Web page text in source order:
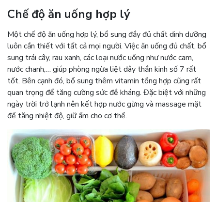
Chế độ ăn uống hợp lý
Một chế độ ăn uống hợp lý, bổ sung đầy đủ chất dinh dưỡng
luôn cần thiết với tất cả mọi người. Việc ăn uống đủ chất, bổ
sung trái cây, rau xanh, các loại nước uống như nước cam,
nước chanh,… giúp phòng ngừa liệt dây thần kinh số 7 rất
tốt. Bên cạnh đó, bổ sung thêm vitamin tổng hợp cũng rất
quan trọng để tăng cường sức đề kháng. Đặc biệt với những
ngày trời trở lạnh nên kết hợp nước gừng và massage mặt
để tăng nhiệt độ, giữ ấm cho cơ thể.